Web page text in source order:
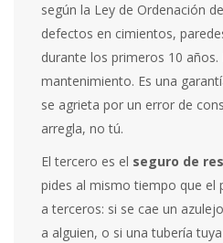
según la Ley de Ordenación
defectos en cimientos,
durante los primeros 10
mantenimiento. Es una
se agrieta por un error de
arregla, no tú.
El tercero es el seguro de
pides al mismo tiempo que el
a terceros: si se cae un
a alguien, o si una tubería